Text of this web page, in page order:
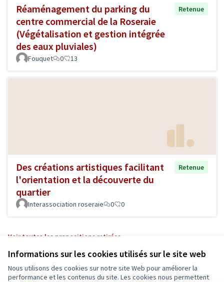
Informations sur les cookies utilisés sur le site web
Nous utilisons des cookies sur notre site Web pour améliorer la
performance et les contenus du site. Les cookies nous permettent
Réaménagement du parking du
centre commercial de la Roseraie
(Végétalisation et gestion intégrée
des eaux pluviales)
Retenue
Fouquet 0 13
Des créations artistiques facilitant
l'orientation et la découverte du
quartier
Retenue
Interassociation roseraie 0 0
Voir toutes les propositions retirées
Conditions d'utilisation
Paramètres des cookies